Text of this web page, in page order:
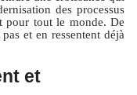
des processus
pour tout le monde. De
et en ressentent déjà
et